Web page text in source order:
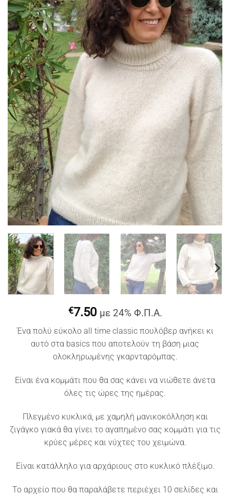
€7.50 με 24% Φ.Π.Α.
Ένα πολύ εύκολο all time classic πουλόβερ ανήκει κι
αυτό στα basics που αποτελούν τη βάση μιας
ολοκληρωμένης γκαρνταρόμπας.
Είναι ένα κομμάτι που θα σας κάνει να νιώθετε άνετα
όλες τις ώρες της ημέρας.
Πλεγμένο κυκλικά, με χαμηλή μανικοκόλληση και
ζιγάγκο γιακά θα γίνει το αγαπημένο σας κομμάτι για τις
κρύες μέρες και νύχτες του χειμώνα.
Είναι κατάλληλο για αρχάριους στο κυκλικό πλέξιμο.
To αρχείο που θα παραλάβετε περιέχει 10 σελίδες και